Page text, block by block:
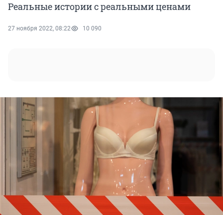
Реальные истории с реальными ценами
27 ноября 2022, 08:22 10 090